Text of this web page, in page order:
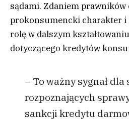
sądami. Zdaniem
prokonsumencki charakter i
rolę w dalszym
dotyczącego kredytów
– To ważny sygnał dla
rozpoznających
sankcji kredytu